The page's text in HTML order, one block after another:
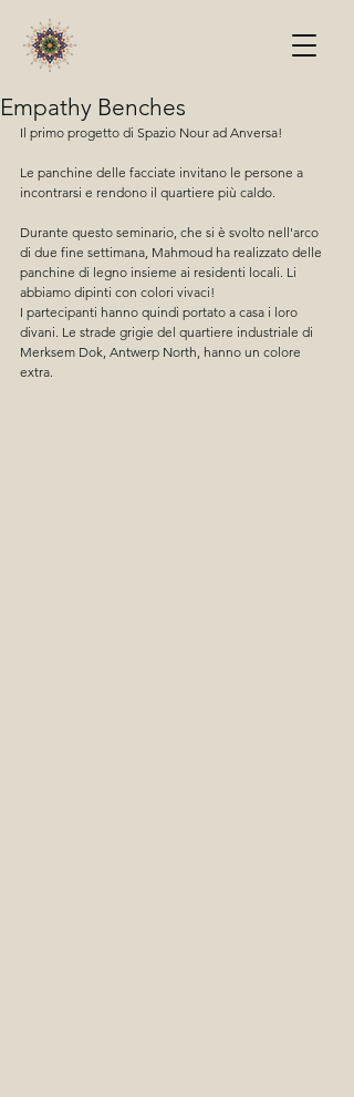
Empathy Benches
Il primo progetto di Spazio Nour ad Anversa!
Le panchine delle facciate invitano le persone a
incontrarsi e rendono il quartiere più caldo.
Durante questo seminario, che si è svolto nell'arco
di due fine settimana, Mahmoud ha realizzato delle
panchine di legno insieme ai residenti locali. Li
abbiamo dipinti con colori vivaci!
I partecipanti hanno quindi portato a casa i loro
divani. Le strade grigie del quartiere industriale di
Merksem Dok, Antwerp North, hanno un colore
extra.